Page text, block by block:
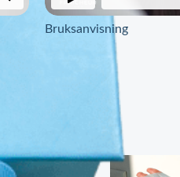
Bruksanvisning